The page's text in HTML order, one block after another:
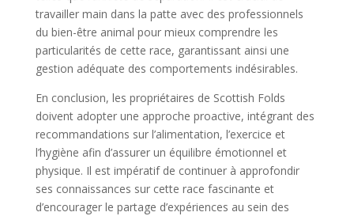
travailler main dans la patte avec des professionnels
du bien-être animal pour mieux comprendre les
particularités de cette race, garantissant ainsi une
gestion adéquate des comportements indésirables.
En conclusion, les propriétaires de Scottish Folds
doivent adopter une approche proactive, intégrant des
recommandations sur l’alimentation, l’exercice et
l’hygiène afin d’assurer un équilibre émotionnel et
physique. Il est impératif de continuer à approfondir
ses connaissances sur cette race fascinante et
d’encourager le partage d’expériences au sein des